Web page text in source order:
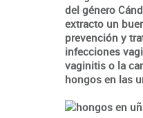
del género
extracto un
prevención y
infecciones
vaginitis o la
hongos en las